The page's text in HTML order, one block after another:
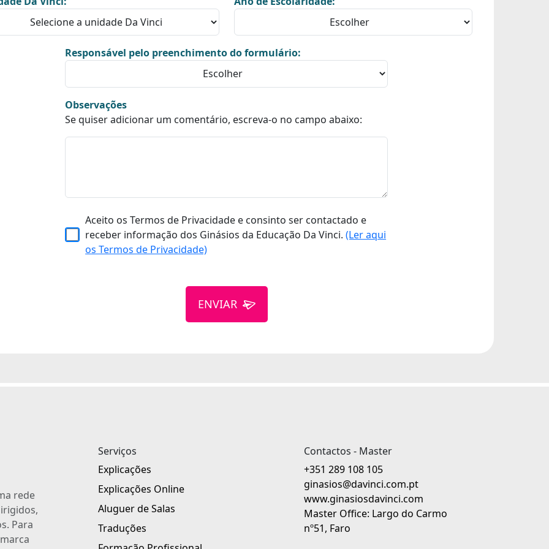
Responsável pelo preenchimento do formulário:
Observações
Se quiser adicionar um comentário, escreva-o no campo abaixo:
Aceito os Termos de Privacidade e consinto ser contactado e
receber informação dos Ginásios da Educação Da Vinci.(Ler aqui
os Termos de Privacidade)
ENVIAR
rede
Para
Serviços
Explicações
Explicações Online
Aluguer de Salas
Traduções
Contactos - Master
+351 289 108 105
ginasios@davinci.com.pt
www.ginasiosdavinci.com
Master Office: Largo do Carmo
nº51, Faro